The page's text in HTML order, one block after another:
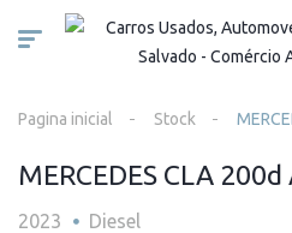
Pagina inicial Stock
MERCEDES CLA
2023 Diesel